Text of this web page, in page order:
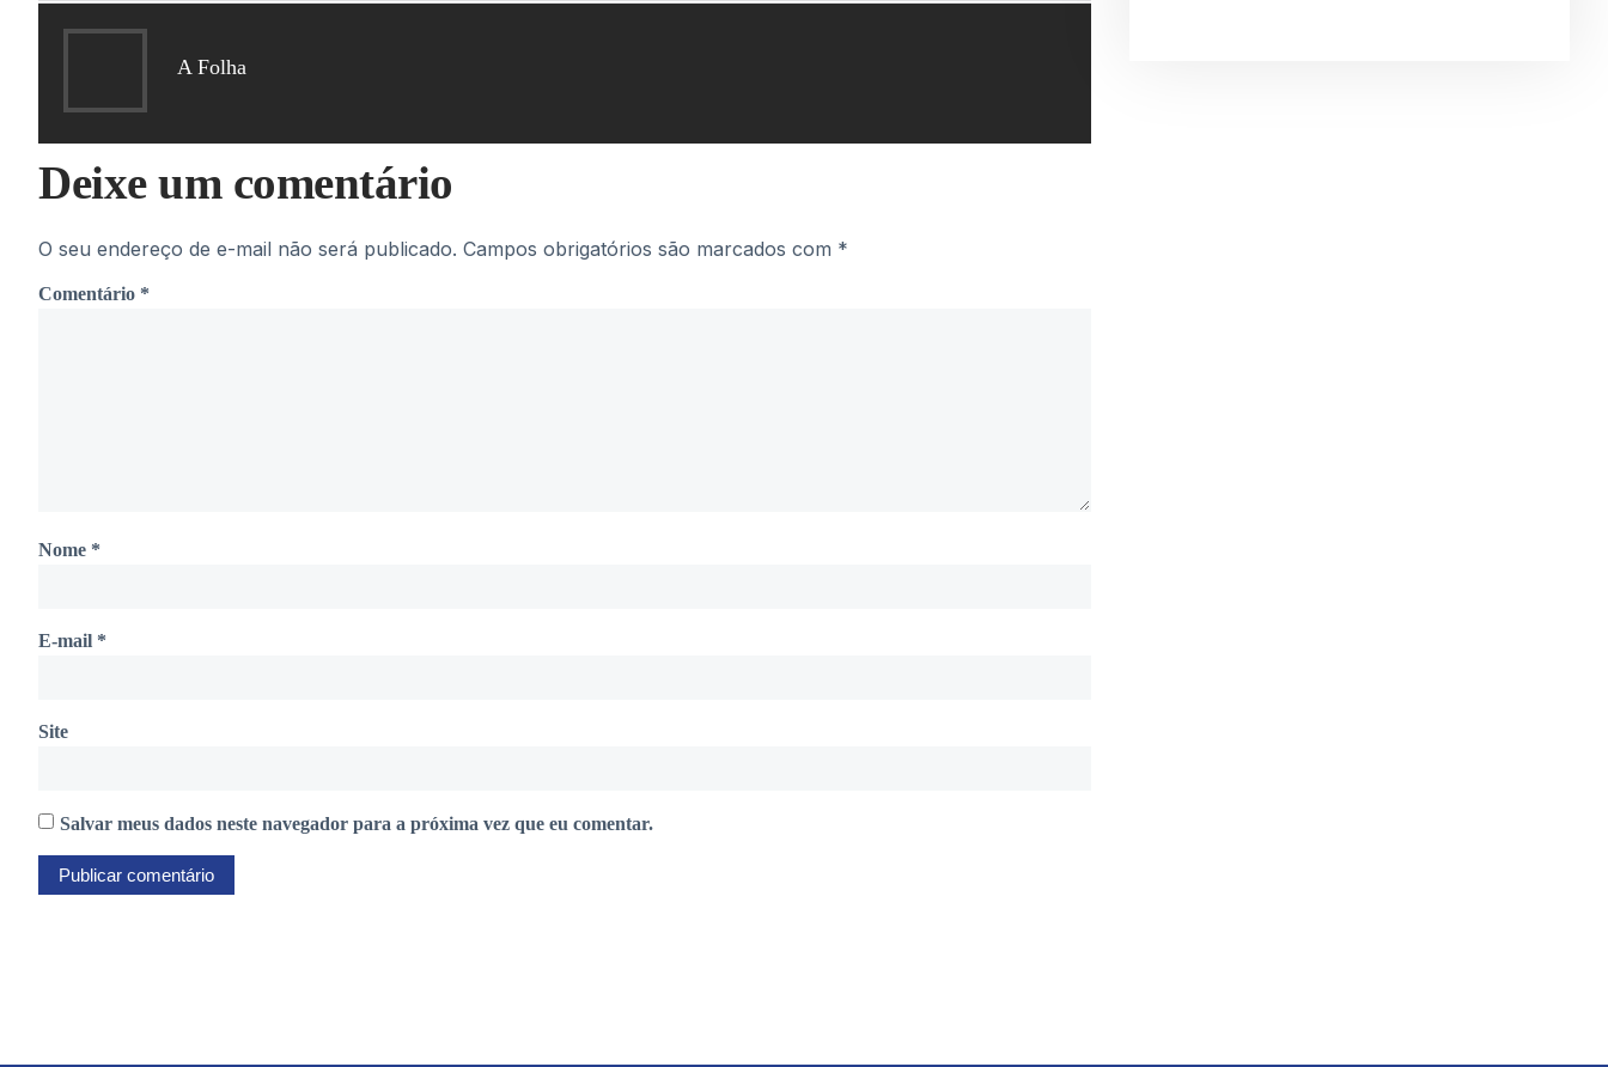
A Folha
Deixe um comentário
O seu endereço de e-mail não será publicado. Campos obrigatórios são marcados com *
Comentário *
Nome *
E-mail *
Site
Salvar meus dados neste navegador para a próxima vez que eu comentar.